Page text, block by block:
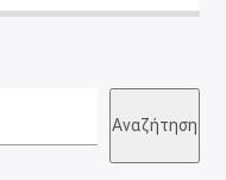
Αναζήτηση